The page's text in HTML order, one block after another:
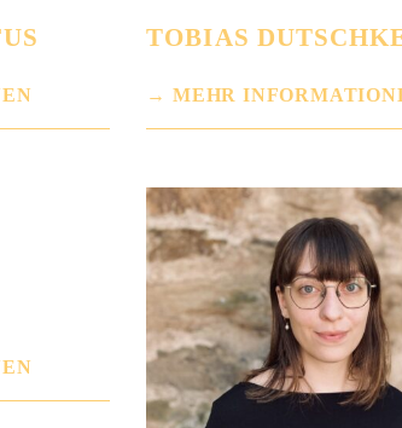
TOBIAS
MEHR